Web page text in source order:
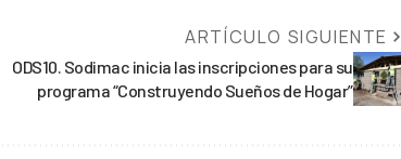
ARTÍCULO SIGUIENTE
ODS10. Sodimac inicia las inscripciones para su
programa “Construyendo Sueños de Hogar”